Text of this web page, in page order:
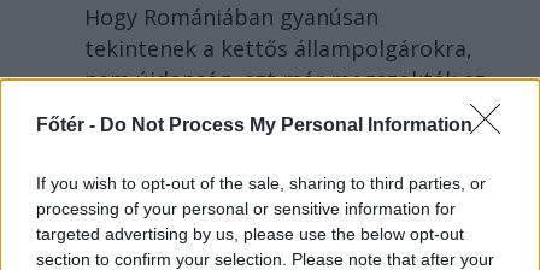
Főtér - Do Not Process My Personal Information
If you wish to opt-out of the sale, sharing to third parties, or
processing of your personal or sensitive information for
targeted advertising by us, please use the below opt-out
section to confirm your selection. Please note that after your
Hogy Romániában gyanúsan
tekintenek a kettős állampolgárokra,
nem újdonság, azt már megszokták az
erdélyi magyarok. De enyhén szólva
meglepő, hogy Magyarországon is
indulatokat gerjeszt a kettős
állampolgárság kérdése.